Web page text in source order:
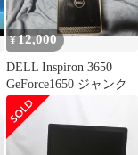
¥12,000
DELL Inspiron 3650
GeForce1650 ジャンク